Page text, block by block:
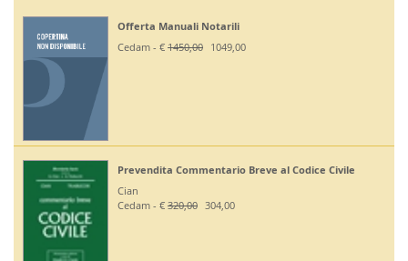
Offerta Manuali Notarili
Cedam - € 1450,00 1049,00
Prevendita Commentario Breve al Codice Civile
Cian
Cedam - € 320,00 304,00